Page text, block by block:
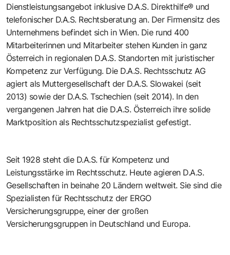
Dienstleistungsangebot inklusive D.A.S. Direkthilfe® und
telefonischer D.A.S. Rechtsberatung an. Der Firmensitz des
Unternehmens befindet sich in Wien. Die rund 400
Mitarbeiterinnen und Mitarbeiter stehen Kunden in ganz
Österreich in regionalen D.A.S. Standorten mit juristischer
Kompetenz zur Verfügung. Die D.A.S. Rechtsschutz AG
agiert als Muttergesellschaft der D.A.S. Slowakei (seit
2013) sowie der D.A.S. Tschechien (seit 2014). In den
vergangenen Jahren hat die D.A.S. Österreich ihre solide
Marktposition als Rechtsschutzspezialist gefestigt.
Seit 1928 steht die D.A.S. für Kompetenz und
Leistungsstärke im Rechtsschutz. Heute agieren D.A.S.
Gesellschaften in beinahe 20 Ländern weltweit. Sie sind die
Spezialisten für Rechtsschutz der ERGO
Versicherungsgruppe, einer der großen
Versicherungsgruppen in Deutschland und Europa.